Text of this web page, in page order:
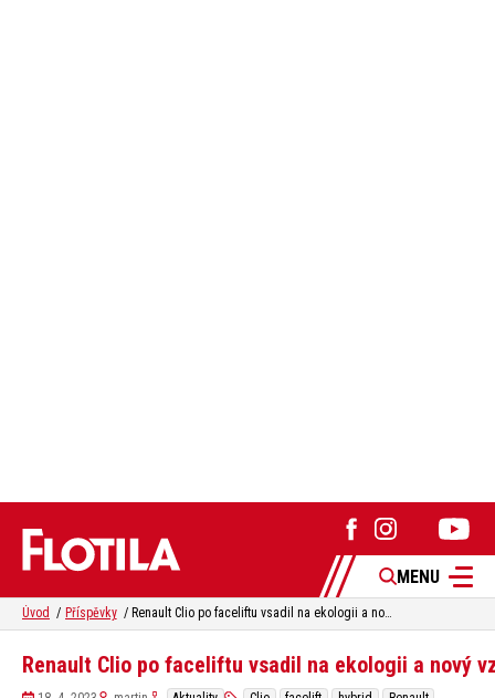
MENU
Úvod Příspěvky Renault Clio po faceliftu vsadil na ekologii a nový vzhled
Renault Clio po faceliftu vsadil na ekologii a nový